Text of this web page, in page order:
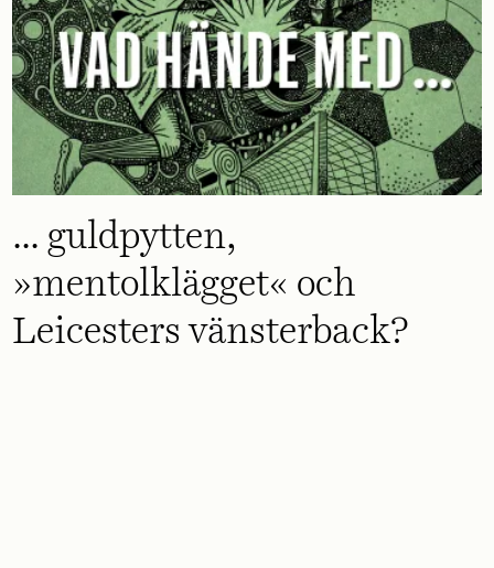
... guldpytten,
»mentolklägget« och
Leicesters vänsterback?